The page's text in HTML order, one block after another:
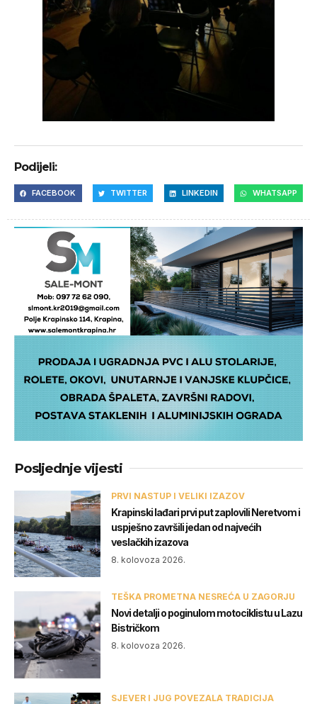
Podijeli:
FACEBOOK TWITTER LINKEDIN WHATSAPP
Posljednje vijesti
PRVI NASTUP I VELIKI IZAZOV
Krapinski lađari prvi put zaplovili Neretvom i
uspješno završili jedan od najvećih
veslačkih izazova
8. kolovoza 2026.
TEŠKA PROMETNA NESREĆA U ZAGORJU
Novi detalji o poginulom motociklistu u Lazu
Bistričkom
8. kolovoza 2026.
SJEVER I JUG POVEZALA TRADICIJA